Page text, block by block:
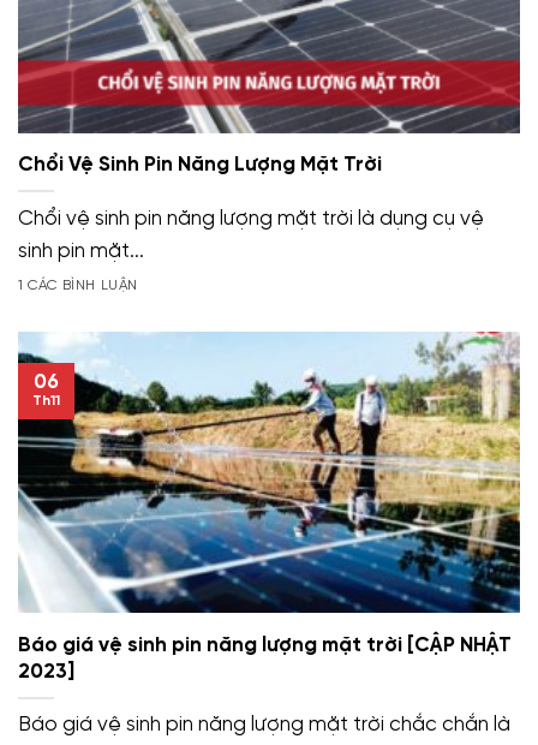
Chổi Vệ Sinh Pin Năng Lượng Mặt Trời
Chổi vệ sinh pin năng lượng mặt trời là dụng cụ vệ
sinh pin mặt...
1 CÁC BÌNH LUẬN
Báo giá vệ sinh pin năng lượng mặt trời [CẬP NHẬT
2023]
Báo giá vệ sinh pin năng lượng mặt trời chắc chắn là
06
Th11